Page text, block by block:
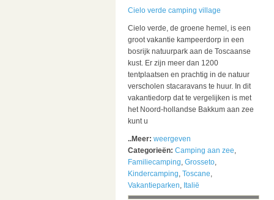
Cielo verde camping village
Cielo verde, de groene hemel, is een
groot vakantie kampeerdorp in een
bosrijk natuurpark aan de Toscaanse
kust. Er zijn meer dan 1200
tentplaatsen en prachtig in de natuur
verscholen stacaravans te huur. In dit
vakantiedorp dat te vergelijken is met
het Noord-hollandse Bakkum aan zee
kunt u
..Meer: weergeven
Categorieën: Camping aan zee,
Familiecamping, Grosseto,
Kindercamping, Toscane,
Vakantieparken, Italië